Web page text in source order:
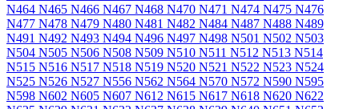
N464 N465 N466 N467 N468 N470 N471 N474 N475 N476
N477 N478 N479 N480 N481 N482 N484 N487 N488 N489
N491 N492 N493 N494 N496 N497 N498 N501 N502 N503
N504 N505 N506 N508 N509 N510 N511 N512 N513 N514
N515 N516 N517 N518 N519 N520 N521 N522 N523 N524
N525 N526 N527 N556 N562 N564 N570 N572 N590 N595
N598 N602 N605 N607 N612 N615 N617 N618 N620 N622